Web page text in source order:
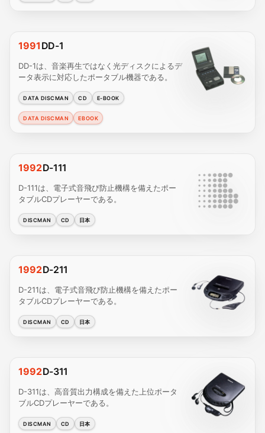
1991 DD-1
DD-1は、音楽再生ではなく光ディスクによるデ
ータ表示に対応したポータブル機器である。
DATA DISCMAN CD E-BOOK
DATA DISCMAN EBOOK
1992D-111
D-111は、電子式音飛び防止機構を備えたポー
タブルCDプレーヤーである。
DISCMAN CD 日本
1992D-211
D-211は、電子式音飛び防止機構を備えたポー
タブルCDプレーヤーである。
DISCMAN CD 日本
1992D-311
D-311は、高音質出力構成を備えた上位ポータ
ブルCDプレーヤーである。
DISCMAN CD 日本